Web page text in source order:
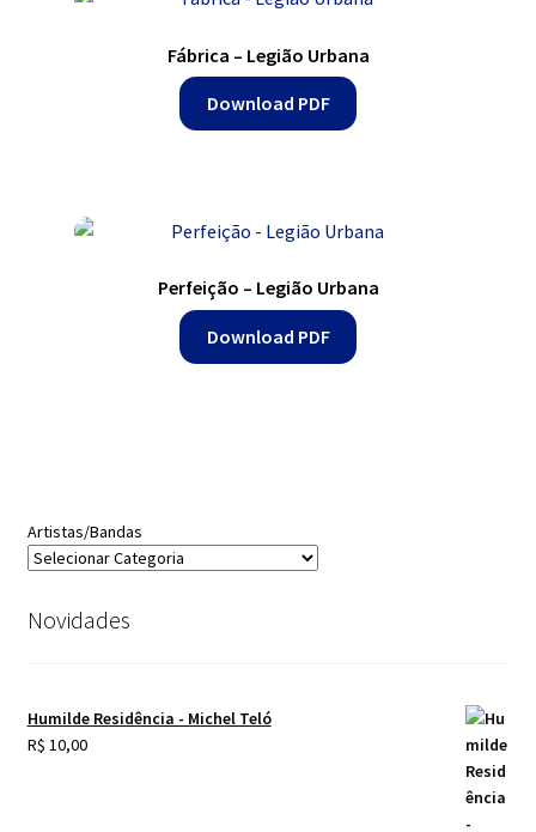
Fábrica – Legião Urbana
Download PDF
Perfeição – Legião Urbana
Download PDF
Artistas/Bandas
Novidades
Humilde Residência - Michel Teló
R$ 10,00